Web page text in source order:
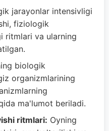
jarayonlar intensivligi
fiziologik
ritmlari va ularning
biologik
organizmlarining
ma'lumot beriladi.
ritmlari: Oyning